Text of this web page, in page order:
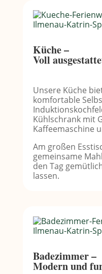
Küche –
Voll
Unsere Küche
komfortable
Kühlschrank mit
Kaffeemaschine
Am großen
gemeinsame
den Tag
lassen.
Badezimmer –
Modern und